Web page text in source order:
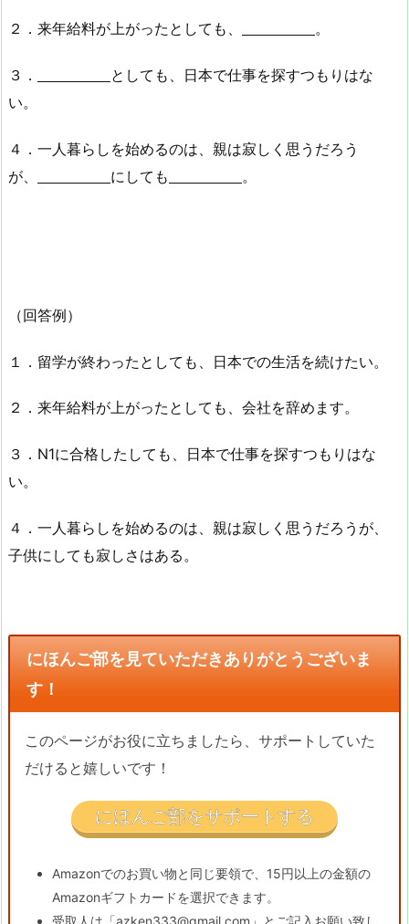
２．来年給料が上がったとしても、 。
３．
としても、日本で仕事を探すつもりはな
い。
４．一人暮らしを始めるのは、親は寂しく思うだろう
が、
にしても 。
（回答例）
１．留学が終わったとしても、日本での生活を続けたい。
２．来年給料が上がったとしても、会社を辞めます。
３．N1に合格したしても、日本で仕事を探すつもりはな
い。
４．一人暮らしを始めるのは、親は寂しく思うだろうが、
子供にしても寂しさはある。
にほんご部を見ていただきありがとうございま
す！
このページがお役に立ちましたら、サポートしていた
だけると嬉しいです！
にほんご部をサポートする
Amazonでのお買い物と同じ要領で、15円以上の金額の
Amazonギフトカードを選択できます。
受取人は「azken333@gmail.com」とご記入お願い致し